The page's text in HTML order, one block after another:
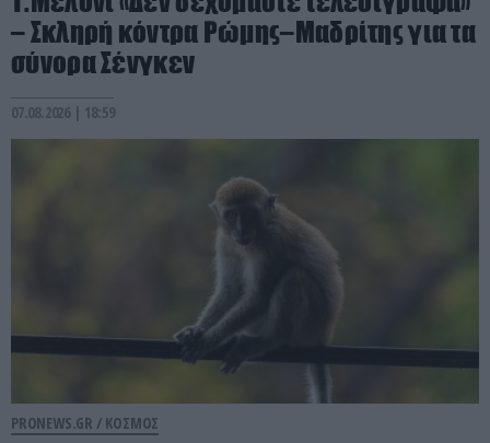
– Σκληρή κόντρα Ρώμης–Μαδρίτης για τα
σύνορα Σένγκεν
07.08.2026 | 18:59
PRONEWS.GR / ΚΟΣΜΟΣ